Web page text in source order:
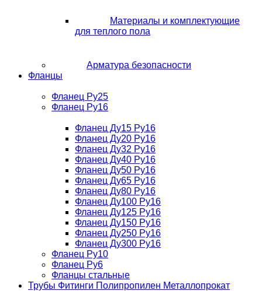
Материалы и комплектующие
для теплого пола
Арматура безопасности
Фланцы
Фланец Ру25
Фланец Ру16
Фланец Ду15 Ру16
Фланец Ду20 Ру16
Фланец Ду32 Ру16
Фланец Ду40 Ру16
Фланец Ду50 Ру16
Фланец Ду65 Ру16
Фланец Ду80 Ру16
Фланец Ду100 Ру16
Фланец Ду125 Ру16
Фланец Ду150 Ру16
Фланец Ду250 Ру16
Фланец Ду300 Ру16
Фланец Ру10
Фланец Ру6
Фланцы стальные
Трубы Фитинги Полипропилен Металлопрокат